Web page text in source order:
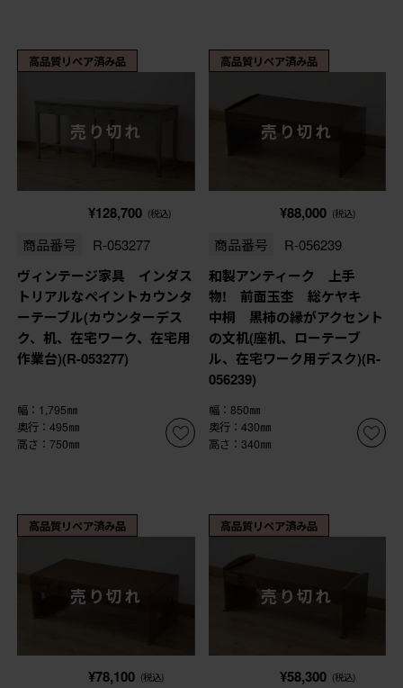
高品質リペア済み品
売り切れ
¥128,700 (税込)
商品番号 R-053277
ヴィンテージ家具 インダス
トリアルなペイントカウンタ
ーテーブル(カウンターデス
ク、机、在宅ワーク、在宅用
作業台)(R-053277)
幅：1,795㎜
奥行：495㎜
高さ：750㎜
高品質リペア済み品
売り切れ
¥88,000 (税込)
商品番号 R-056239
和製アンティーク 上手
物! 前面玉杢 総ケヤキ
中桐 黒柿の縁がアクセント
の文机(座机、ローテーブ
ル、在宅ワーク用デスク)(R-
056239)
幅：850㎜
奥行：430㎜
高さ：340㎜
高品質リペア済み品
売り切れ
¥78,100 (税込)
高品質リペア済み品
売り切れ
¥58,300 (税込)